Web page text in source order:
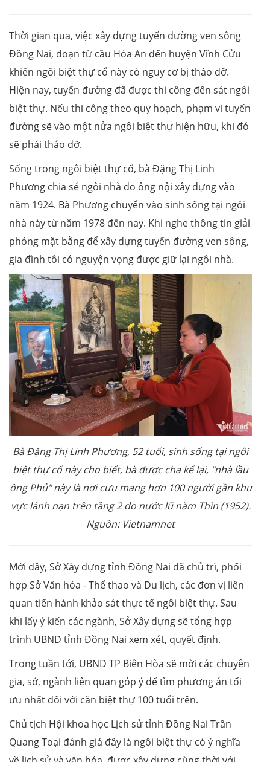
Thời gian qua, việc xây dựng tuyến đường ven sông
Đồng Nai, đoạn từ cầu Hóa An đến huyện Vĩnh Cửu
khiến ngôi biệt thự cổ này có nguy cơ bị tháo dỡ.
Hiện nay, tuyến đường đã được thi công đến sát ngôi
biệt thự. Nếu thi công theo quy hoạch, phạm vi tuyến
đường sẽ vào một nửa ngôi biệt thự hiện hữu, khi đó
sẽ phải tháo dỡ.
Sống trong ngôi biệt thự cổ, bà Đặng Thị Linh
Phương chia sẻ ngôi nhà do ông nội xây dựng vào
năm 1924. Bà Phương chuyển vào sinh sống tại ngôi
nhà này từ năm 1978 đến nay. Khi nghe thông tin giải
phóng mặt bằng để xây dựng tuyến đường ven sông,
gia đình tôi có nguyện vọng được giữ lại ngôi nhà.
Bà Đặng Thị Linh Phương, 52 tuổi, sinh sống tại ngôi
biệt thự cổ này cho biết, bà được cha kể lại, "nhà lầu
ông Phủ" này là nơi cưu mang hơn 100 người gần khu
vực lánh nạn trên tầng 2 do nước lũ năm Thìn (1952).
Nguồn: Vietnamnet
Mới đây, Sở Xây dựng tỉnh Đồng Nai đã chủ trì, phối
hợp Sở Văn hóa - Thể thao và Du lịch, các đơn vị liên
quan tiến hành khảo sát thực tế ngôi biệt thự. Sau
khi lấy ý kiến các ngành, Sở Xây dựng sẽ tổng hợp
trình UBND tỉnh Đồng Nai xem xét, quyết định.
Trong tuần tới, UBND TP Biên Hòa sẽ mời các chuyên
gia, sở, ngành liên quan góp ý để tìm phương án tối
ưu nhất đối với căn biệt thự 100 tuổi trên.
Chủ tịch Hội khoa học Lịch sử tỉnh Đồng Nai Trần
Quang Toại đánh giá đây là ngôi biệt thự có ý nghĩa